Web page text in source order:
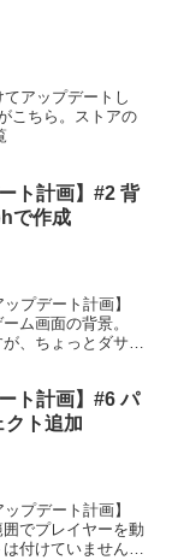
アップデートし
こちら。ストアの
ト計画】#2 背
で作成
プデート計画】
ム画面の背景。
、ちょっとダサい
ト計画】#6 パ
ト追加
プデート計画】
でプレイヤーを動
付けていませんで